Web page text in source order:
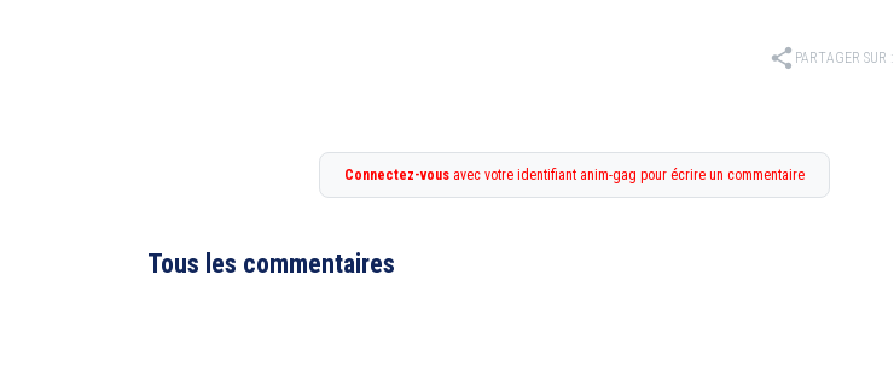
share PARTAGER SUR :
Connectez-vousavec votre identifiant anim-gag pour écrire un commentaire
Tous les commentaires